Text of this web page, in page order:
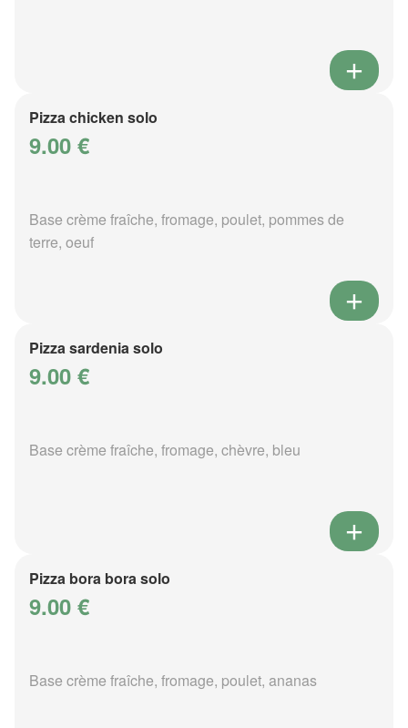
Pizza chicken solo
9.00 €
Base crème fraîche, fromage, poulet, pommes de
terre, oeuf
Pizza sardenia solo
9.00 €
Base crème fraîche, fromage, chèvre, bleu
Pizza bora bora solo
9.00 €
Base crème fraîche, fromage, poulet, ananas